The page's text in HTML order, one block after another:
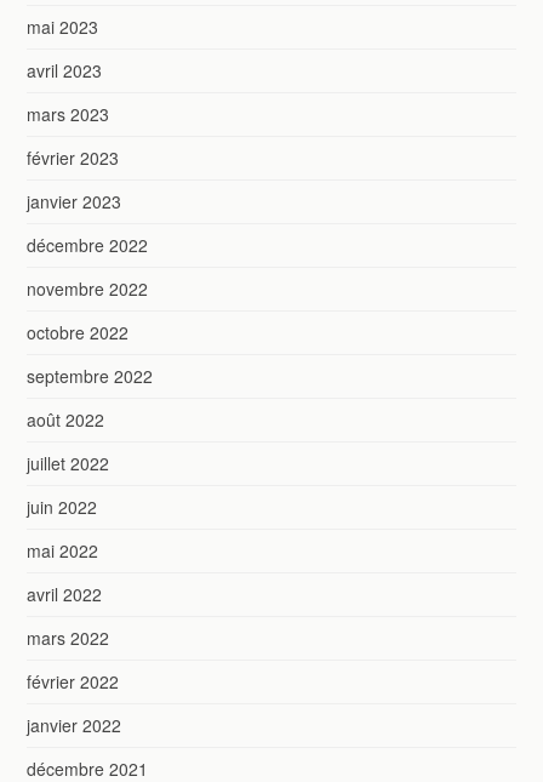
mai 2023
avril 2023
mars 2023
février 2023
janvier 2023
décembre 2022
novembre 2022
octobre 2022
septembre 2022
août 2022
juillet 2022
juin 2022
mai 2022
avril 2022
mars 2022
février 2022
janvier 2022
décembre 2021